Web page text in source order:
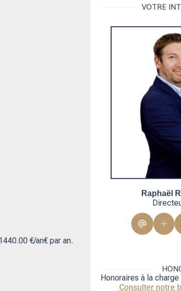
€/an€ par an.
VOTRE
Raphaël
Honoraires à la
Consulter notre